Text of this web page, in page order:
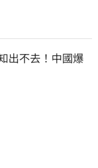
出不去！中國爆